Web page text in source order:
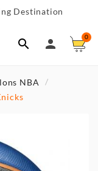
Destination
 
0
NBA